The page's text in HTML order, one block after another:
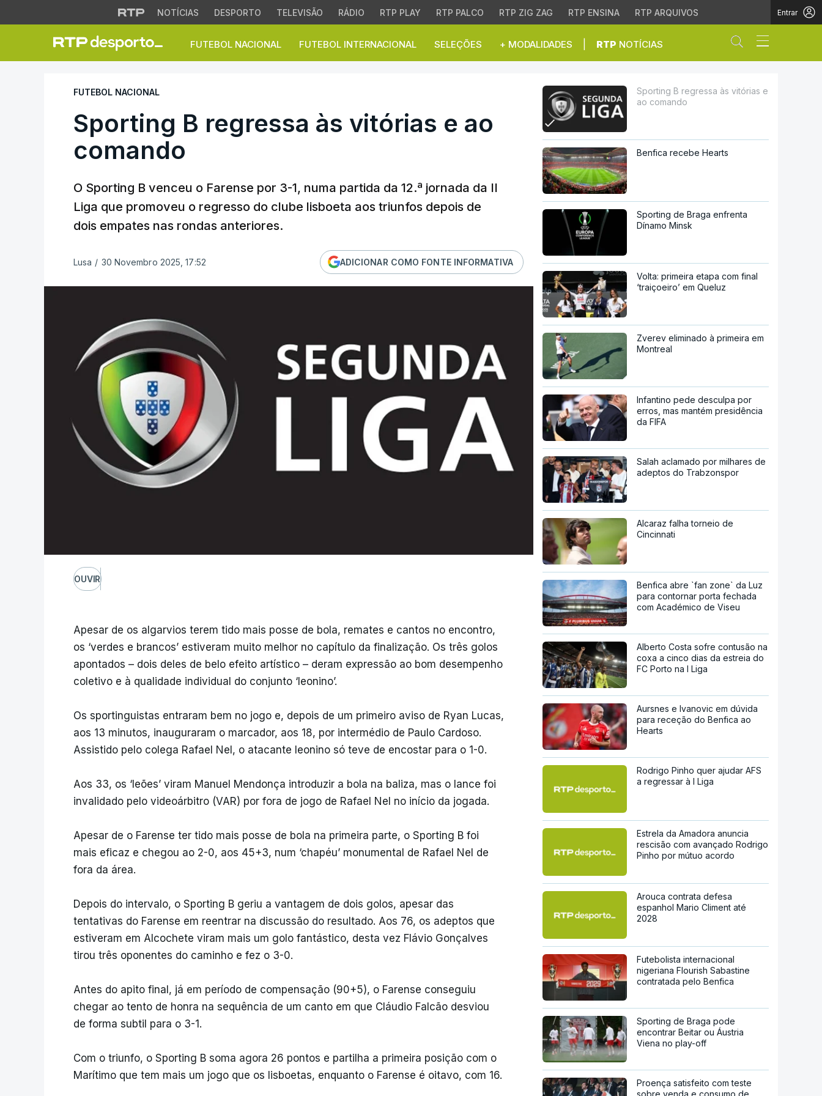
NOTÍCIAS DESPORTO TELEVISÃO RÁDIO RTP PLAY RTP PALCO RTP ZIG ZAG RTP ENSINA RTP ARQUIVOS Entrar
FUTEBOL NACIONAL FUTEBOL INTERNACIONAL SELEÇÕES + MODALIDADES RTP NOTÍCIAS Abrir campo
Sporting B regressa às vitórias e ao comando
FUTEBOL NACIONAL
Sporting B regressa às vitórias e ao
comando
O Sporting B venceu o Farense por 3-1, numa partida da 12.ª jornada da II
Liga que promoveu o regresso do clube lisboeta aos triunfos depois de
dois empates nas rondas anteriores.
Lusa / 30 Novembro 2025, 17:52 ADICIONAR COMO FONTE INFORMATIVA
OUVIR
Apesar de os algarvios terem tido mais posse de bola, remates e cantos no encontro,
os ‘verdes e brancos’ estiveram muito melhor no capítulo da finalização. Os três golos
apontados – dois deles de belo efeito artístico – deram expressão ao bom desempenho
coletivo e à qualidade individual do conjunto ‘leonino’.
Os sportinguistas entraram bem no jogo e, depois de um primeiro aviso de Ryan Lucas,
aos 13 minutos, inauguraram o marcador, aos 18, por intermédio de Paulo Cardoso.
Assistido pelo colega Rafael Nel, o atacante leonino só teve de encostar para o 1-0.
Aos 33, os ‘leões’ viram Manuel Mendonça introduzir a bola na baliza, mas o lance foi
invalidado pelo videoárbitro (VAR) por fora de jogo de Rafael Nel no início da jogada.
Apesar de o Farense ter tido mais posse de bola na primeira parte, o Sporting B foi
mais eficaz e chegou ao 2-0, aos 45+3, num ‘chapéu’ monumental de Rafael Nel de
fora da área.
Depois do intervalo, o Sporting B geriu a vantagem de dois golos, apesar das
tentativas do Farense em reentrar na discussão do resultado. Aos 76, os adeptos que
estiveram em Alcochete viram mais um golo fantástico, desta vez Flávio Gonçalves
tirou três oponentes do caminho e fez o 3-0.
Antes do apito final, já em período de compensação (90+5), o Farense conseguiu
chegar ao tento de honra na sequência de um canto em que Cláudio Falcão desviou
de forma subtil para o 3-1.
Com o triunfo, o Sporting B soma agora 26 pontos e partilha a primeira posição com o
Marítimo que tem mais um jogo que os lisboetas, enquanto o Farense é oitavo, com 16.
Sporting B regressa às vitórias e
ao comando
Benfica recebe Hearts
Sporting de Braga enfrenta
Dínamo Minsk
Volta: primeira etapa com final
‘traiçoeiro’ em Queluz
Zverev eliminado à primeira em
Montreal
Infantino pede desculpa por
erros, mas mantém presidência
da FIFA
Salah aclamado por milhares de
adeptos do Trabzonspor
Alcaraz falha torneio de
Cincinnati
Benfica abre `fan zone` da Luz
para contornar porta fechada
com Académico de Viseu
Alberto Costa sofre contusão na
coxa a cinco dias da estreia do
FC Porto na I Liga
Aursnes e Ivanovic em dúvida
para receção do Benfica ao
Hearts
Rodrigo Pinho quer ajudar AFS
a regressar à I Liga
Estrela da Amadora anuncia
rescisão com avançado Rodrigo
Pinho por mútuo acordo
Arouca contrata defesa
espanhol Mario Climent até
2028
Futebolista internacional
nigeriana Flourish Sabastine
contratada pelo Benfica
Sporting de Braga pode
encontrar Beitar ou Áustria
Viena no play-off
Proença satisfeito com teste
sobre venda e consumo de